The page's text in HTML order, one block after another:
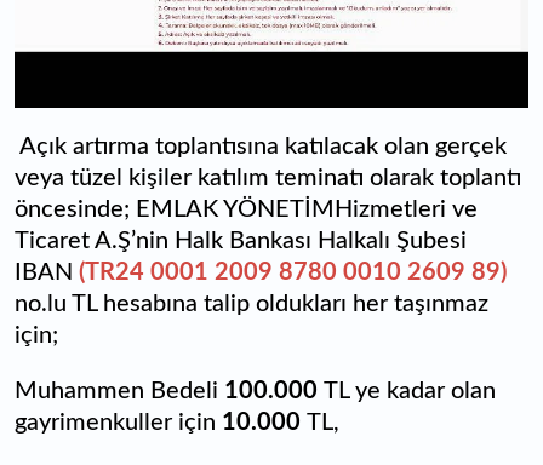
Açık artırma toplantısına katılacak olan gerçek
veya tüzel kişiler katılım teminatı olarak toplantı
öncesinde; EMLAK YÖNETİMHizmetleri ve
Ticaret A.Ş’nin Halk Bankası Halkalı Şubesi
IBAN (TR24 0001 2009 8780 0010 2609 89)
no.lu TL hesabına talip oldukları her taşınmaz
için;
Muhammen Bedeli 100.000 TL ye kadar olan
gayrimenkuller için 10.000 TL,